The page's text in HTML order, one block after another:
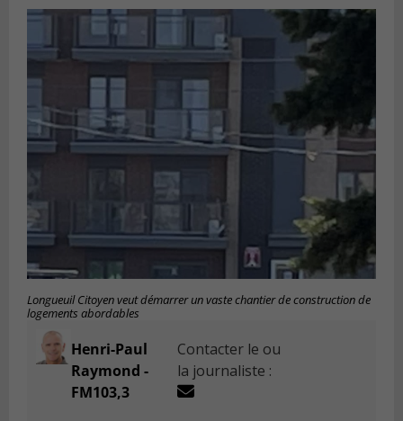
Longueuil Citoyen veut démarrer un vaste chantier de construction de
logements abordables
Henri-Paul
Raymond -
FM103,3
Contacter le ou
la journaliste :